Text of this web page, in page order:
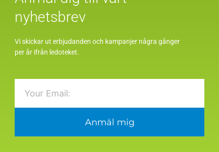
nyhetsbrev
Vi skickar ut erbjudanden och kampanjer några gånger
per år ifrån ledoteket.
Anmäl mig